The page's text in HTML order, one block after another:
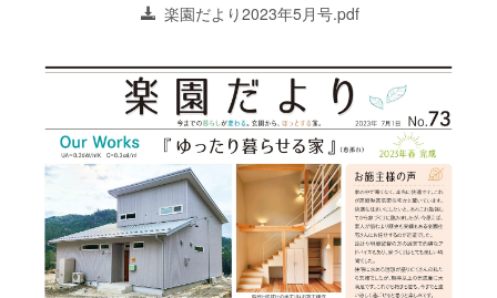
楽園だより2023年5月号.pdf